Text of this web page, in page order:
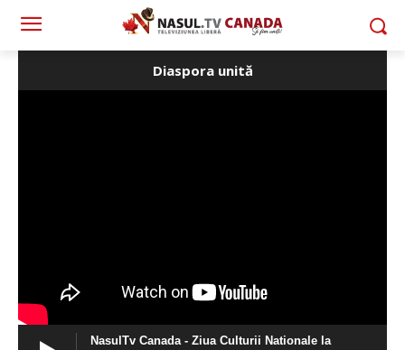
Diaspora unită
NasulTv Canada - Ziua Culturii Nationale la